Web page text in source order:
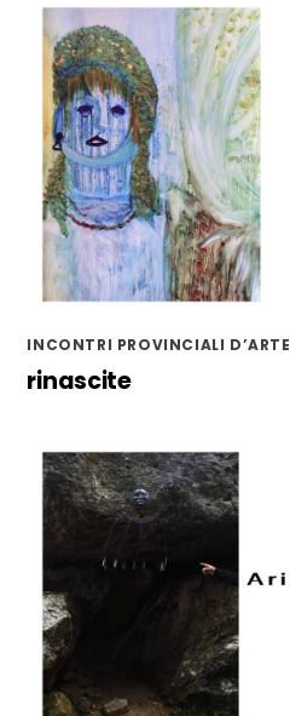
INCONTRI PROVINCIALI D’ARTE
rinascite